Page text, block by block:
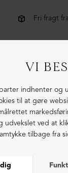
Fri fragt
LIGNENDE